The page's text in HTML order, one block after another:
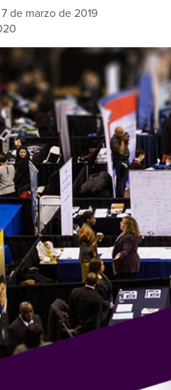
de marzo de 2019